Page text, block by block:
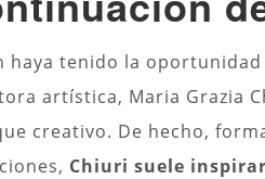
haya tenido la
artística, Maria Grazia
creativo. De hecho,
Chiuri suele